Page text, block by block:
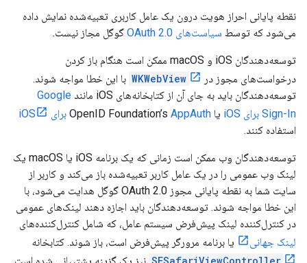
نقطه پایانی احراز هویت درون یک عامل کاربری تعبیه‌شده نمایش داده
می‌شود که توسط سیاست‌های OAuth 2.0 گوگل مجاز نیست.
توسعه‌دهندگان iOS و macOS ممکن است هنگام باز کردن
درخواست‌های مجوز در
WKWebView با این خطا مواجه شوند.
توسعه‌دهندگان باید به جای آن از کتابخانه‌های iOS مانند
Google
Sign-In برای iOS
یا OpenID Foundation’s AppAuth برای iOS
استفاده کنند.
توسعه‌دهندگان وب ممکن است زمانی که یک برنامه iOS یا macOS یک
لینک وب عمومی را در یک عامل کاربر تعبیه‌شده باز می‌کند و کاربر از
سایت شما به نقطه پایانی مجوز OAuth 2.0 گوگل هدایت می‌شود، با
این خطا مواجه شوند. توسعه‌دهندگان باید اجازه دهند لینک‌های عمومی
در کنترل‌کننده لینک پیش‌فرض سیستم عامل، که شامل کنترل‌کننده‌های
لینک جهانی
یا برنامه مرورگر پیش‌فرض است، باز شوند. کتابخانه